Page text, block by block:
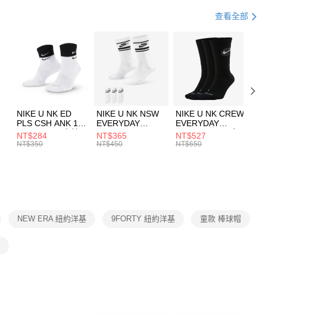
３．安心：先確認商品／服務後，再付款。
【「AFTEE先享後付」結帳流程】
１．於結帳方式選擇「AFTEE先享後付」後，將跳轉至「AFTEE先享後
付」結帳頁面，進行簡訊認證並確認金額後，即可完成結帳。
２．訂單成立數日內，您將收到繳費通知簡訊。
３．收到繳費通知簡訊後14天內，點擊此簡訊中的連結，可透過四大超商
／ATM／網路銀行／等多元方式進行付款，方視為交易完成。
※ 請注意：結帳手續完成當下不需立刻繳費，但若您需要取消訂單，請聯
絡購買商品的店家。未經商家同意取消之訂單仍視為有效，需透過AFTEE
先享後付繳納相關費用。
交易，需依本服務之必要範圍內提供個人資料，並將交易相關給付款項請
每筆NT$100，滿NT$1,500(含以上)免運費
每筆NT$100，滿NT$1,500(含以上)免運費
付款後門市自取
每筆NT$100，滿NT$1,500(含以上)免運費
查看全部
NIKE U NK ED
PLS CSH ANK 1P
144 DBL 男 中統
襪 DH4058104
NT$284
NT$350
NIKE U NK NSW
EVERYDAY
ESSENTIAL CR
男女 短統襪
NT$365
NT$450
NIKE U NK CREW
EVERYDAY
BBALL 3PR 男女
長統襪
NT$527
NT$650
NEW ERA 紐約洋基 9FORTY 紐約洋基 童款 棒球帽